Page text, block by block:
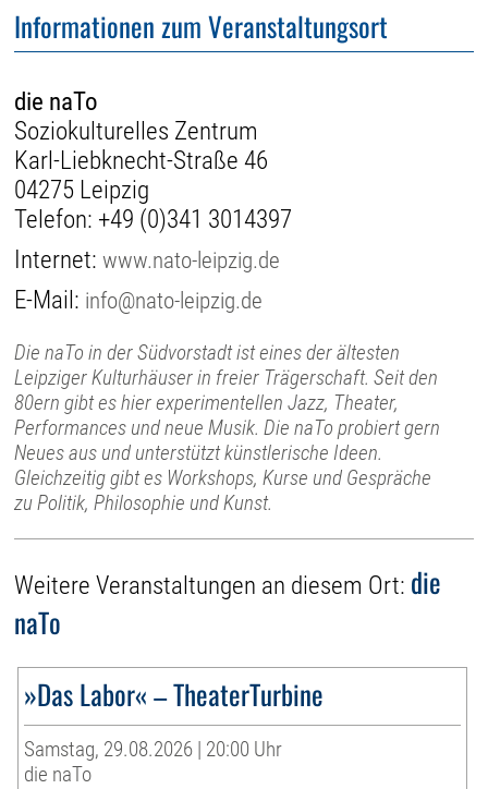
Informationen zum Veranstaltungsort
die naTo
Soziokulturelles Zentrum
Karl-Liebknecht-Straße 46
04275 Leipzig
Telefon: +49 (0)341 3014397
Internet:www.nato-leipzig.de
E-Mail: info@nato-leipzig.de
Die naTo in der Südvorstadt ist eines der ältesten
Leipziger Kulturhäuser in freier Trägerschaft. Seit den
80ern gibt es hier experimentellen Jazz, Theater,
Performances und neue Musik. Die naTo probiert gern
Neues aus und unterstützt künstlerische Ideen.
Gleichzeitig gibt es Workshops, Kurse und Gespräche
zu Politik, Philosophie und Kunst.
Weitere Veranstaltungen an diesem Ort: die
naTo
»Das Labor« – TheaterTurbine
Samstag, 29.08.2026 | 20:00 Uhr
die naTo